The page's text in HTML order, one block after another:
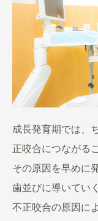
成長発育期では、
正咬合につながる
その原因を早めに
歯並びに導いてい
不正咬合の原因に